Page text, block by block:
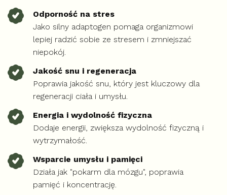
Odporność na stres
Jako silny adaptogen pomaga organizmowi
lepiej radzić sobie ze stresem i zmniejszać
niepokój.
Jakość snu i regeneracja
Poprawia jakość snu, który jest kluczowy dla
regeneracji ciała i umysłu.
Energia i wydolność fizyczna
Dodaje energii, zwiększa wydolność fizyczną i
wytrzymałość.
Wsparcie umysłu i pamięci
Działa jak "pokarm dla mózgu", poprawia
pamięć i koncentrację.